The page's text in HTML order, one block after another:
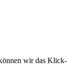
wir das Klick-